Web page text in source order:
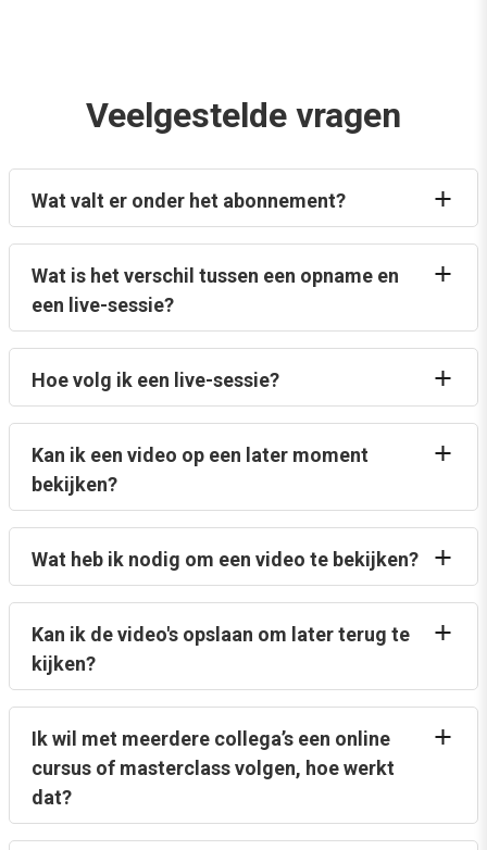
Veelgestelde vragen
Wat valt er onder het abonnement?
Wat is het verschil tussen een opname en
een live-sessie?
Hoe volg ik een live-sessie?
Kan ik een video op een later moment
bekijken?
Wat heb ik nodig om een video te bekijken?
Kan ik de video's opslaan om later terug te
kijken?
Ik wil met meerdere collega’s een online
cursus of masterclass volgen, hoe werkt
dat?